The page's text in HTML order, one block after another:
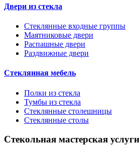
Двери из стекла
Стеклянные входные группы
Маятниковые двери
Распашные двери
Раздвижные двери
Стеклянная мебель
Полки из стекла
Тумбы из стекла
Стеклянные столешницы
Стеклянные столы
Стекольная мастерская услуги